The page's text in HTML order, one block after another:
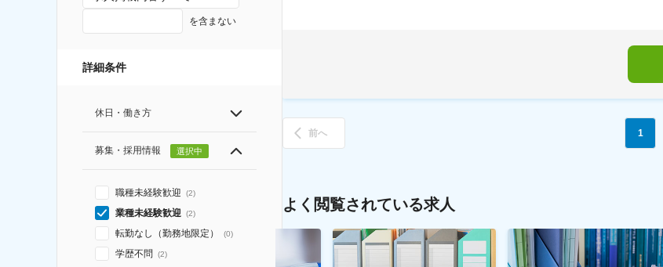
を含まない
詳細条件
休日・働き方
募集・採用情報 選択中
職種未経験歓迎 (2)
業種未経験歓迎 (2)
転勤なし（勤務地限定） (0)
学歴不問 (2)
前へ 1
よく閲覧されている求人